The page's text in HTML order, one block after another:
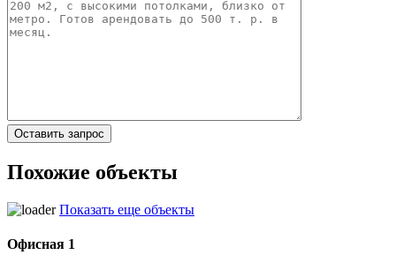
Похожие объекты
Показать еще объекты
Офисная 1